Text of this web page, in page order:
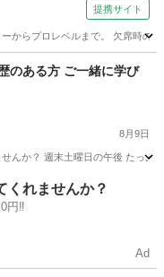
提携サイト
からプロレベルまで。 欠席時の
のある方 ご一緒に学び
8月9日
せんか？ 週末土曜日の午後 たっ
くれませんか？
円‼️
Ad